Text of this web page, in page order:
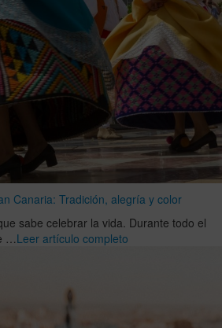
Canaria: Tradición, alegría y color
sabe celebrar la vida. Durante todo el
…Leer artículo completo